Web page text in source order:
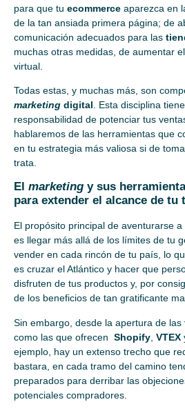
para que tu ecommerce aparezca en
de la tan ansiada primera página; de
comunicación adecuados para las
muchas otras medidas, de aumentar
virtual.
Todas estas, y muchas más, son
marketing digital . Esta disciplina
responsabilidad de potenciar tus
hablaremos de las herramientas que
en tu estrategia más valiosa si de
trata.
El marketing y sus
para extender el alcance de tu
El propósito principal de aventurarse
es llegar más allá de los límites de tu
vender en cada rincón de tu país, lo
es cruzar el Atlántico y hacer que
disfruten de tus productos y, por
de los beneficios de tan gratificante
Sin embargo, desde la apertura de las
como las que ofrecen Shopify VTEX
ejemplo, hay un extenso trecho que
bastara, en cada tramo del camino
preparados para derribar las
potenciales compradores.